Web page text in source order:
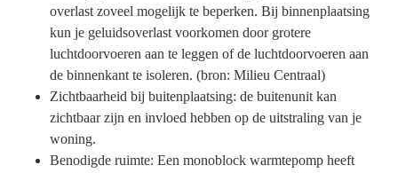
overlast zoveel mogelijk te beperken. Bij binnenplaatsing
kun je geluidsoverlast voorkomen door grotere
luchtdoorvoeren aan te leggen of de luchtdoorvoeren aan
de binnenkant te isoleren. (bron: Milieu Centraal)
Zichtbaarheid bij buitenplaatsing: de buitenunit kan
zichtbaar zijn en invloed hebben op de uitstraling van je
woning.
Benodigde ruimte: Een monoblock warmtepomp heeft